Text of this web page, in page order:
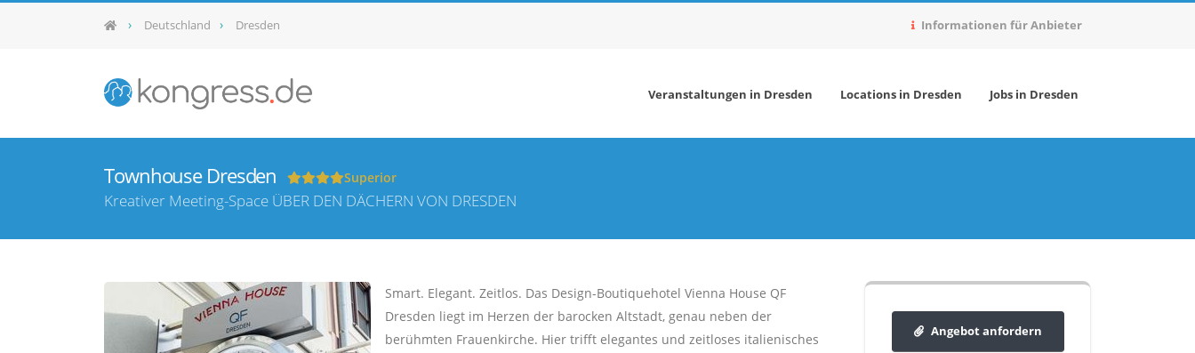
Deutschland Dresden Informationen für Anbieter
Veranstaltungen in Dresden Locations in Dresden Jobs in Dresden
Townhouse Dresden Superior
Kreativer Meeting-Space ÜBER DEN DÄCHERN VON DRESDEN
Smart. Elegant. Zeitlos. Das Design-Boutiquehotel Vienna House QF
Dresden liegt im Herzen der barocken Altstadt, genau neben der
berühmten Frauenkirche. Hier trifft elegantes und zeitloses italienisches
Angebot anfordern